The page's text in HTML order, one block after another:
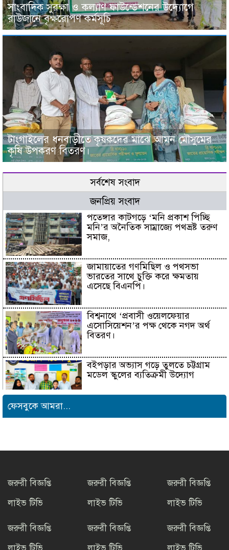
সাংবাদিক সুরক্ষা ও কল্যাণ ফাউন্ডেশনের উদ্যোগে
রাউজানে বৃক্ষরোপণ কর্মসূচি
টাংগাইলের ধনবাড়ীতে কৃষকদের মাঝে আমন মৌসুমের
কৃষি উপকরণ বিতরণ।
সর্বশেষ সংবাদ
জনপ্রিয় সংবাদ
পতেঙ্গার কাটগড়ে ‘মনি প্রকাশ পিচ্ছি
মনি’র অনৈতিক সাম্রাজ্যে পথভ্রষ্ট তরুণ
সমাজ,
জামায়াতের গণমিছিল ও পথসভা
ভারতের সাথে চুক্তি করে ক্ষমতায়
এসেছে বিএনপি।
বিশ্বনাথে ‘প্রবাসী ওয়েলফেয়ার
এসোসিয়েশন’র পক্ষ থেকে নগদ অর্থ
বিতরণ।
বইপড়ার অভ্যাস গড়ে তুলতে চট্টগ্রাম
মডেল স্কুলের ব্যতিক্রমী উদ্যোগ
উদ্যোগের ডাক ইনফো বাংলার
ফেসবুকে আমরা...
জরুরী বিজ্ঞপ্তি
লাইভ টিভি
জরুরী বিজ্ঞপ্তি
লাইভ টিভি
জরুরী বিজ্ঞপ্তি
লাইভ টিভি
জরুরী বিজ্ঞপ্তি
জরুরী বিজ্ঞপ্তি
জরুরী বিজ্ঞপ্তি